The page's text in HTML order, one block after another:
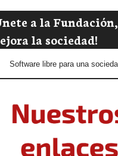
a la Fundación,
la sociedad!